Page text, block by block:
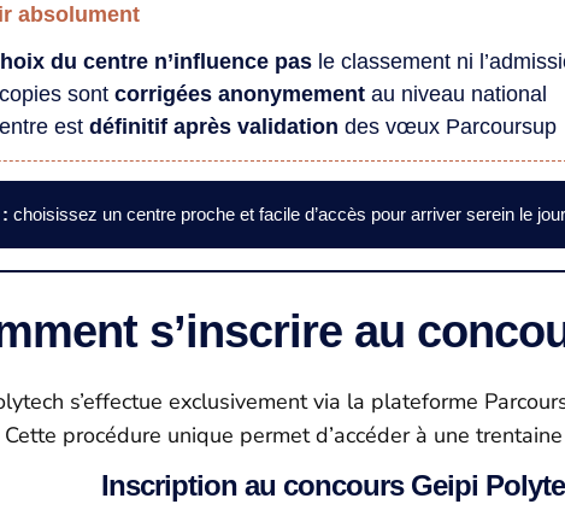
absolument
du centre n’influence pasle classement ni
sont corrigées anonymementau niveau national
est définitif après validation des vœux Parcoursup
choisissez un centre proche et facile d’accès pour arriver serein le
s’inscrire au
s’effectue exclusivement via la plateforme
procédure unique permet d’accéder à une
Inscription au concours Geipi